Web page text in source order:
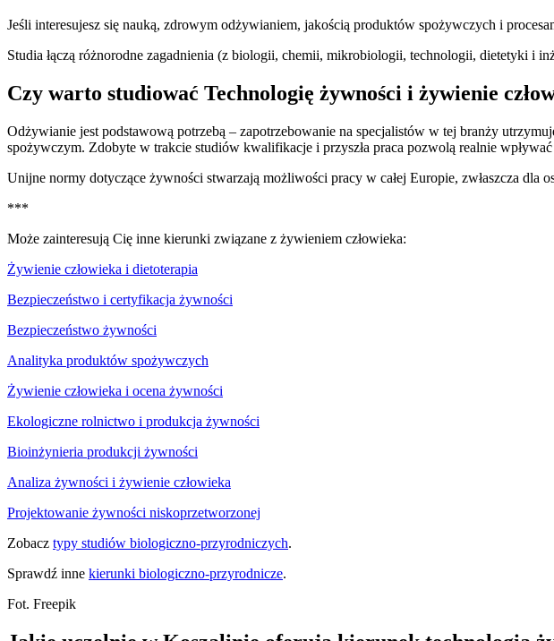
Jeśli interesujesz się nauką, zdrowym odżywianiem, jakością produktów spożywczych i
Studia łączą różnorodne zagadnienia (z biologii, chemii, mikrobiologii, technologii, dietetyki i
Czy warto studiować Technologię żywności i żywienie
Odżywianie jest podstawową potrzebą – zapotrzebowanie na specjalistów w tej branży
spożywczym. Zdobyte w trakcie studiów kwalifikacje i przyszła praca pozwolą realnie
Unijne normy dotyczące żywności stwarzają możliwości pracy w całej Europie, zwłaszcza dla
***
Może zainteresują Cię inne kierunki związane z żywieniem człowieka:
Żywienie człowieka i dietoterapia
Bezpieczeństwo i certyfikacja żywności
Bezpieczeństwo żywności
Analityka produktów spożywczych
Żywienie człowieka i ocena żywności
Ekologiczne rolnictwo i produkcja żywności
Bioinżynieria produkcji żywności
Analiza żywności i żywienie człowieka
Projektowanie żywności niskoprzetworzonej
Zobacz typy studiów biologiczno-przyrodniczych.
Sprawdź inne kierunki biologiczno-przyrodnicze.
Fot. Freepik